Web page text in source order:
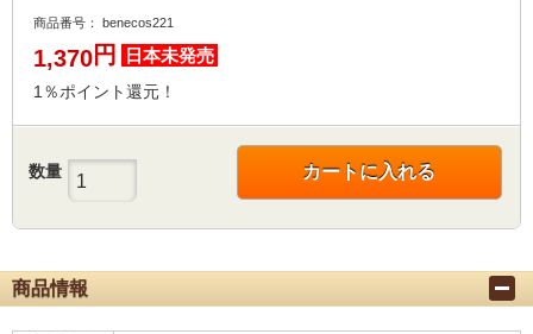
商品番号： benecos221
1,370円 日本未発売
1％ポイント還元！
数量 カートに入れる
商品情報